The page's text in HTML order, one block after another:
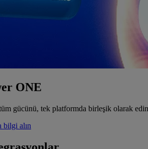
ONE
gücünü, tek platformda birleşik olarak
bilgi alın